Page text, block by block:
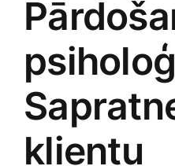
Rotaļlietas, bērnu preces
Smaržas, kosmētika
Sports, tūrisms un atpūta
klientu